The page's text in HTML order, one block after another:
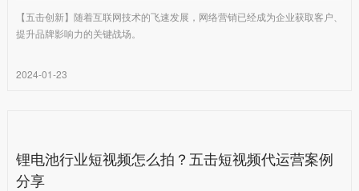
【五击创新】随着互联网技术的飞速发展，网络营销已经成为企业获取客户、
提升品牌影响力的关键战场。
2024-01-23
锂电池行业短视频怎么拍？五击短视频代运营案例
分享